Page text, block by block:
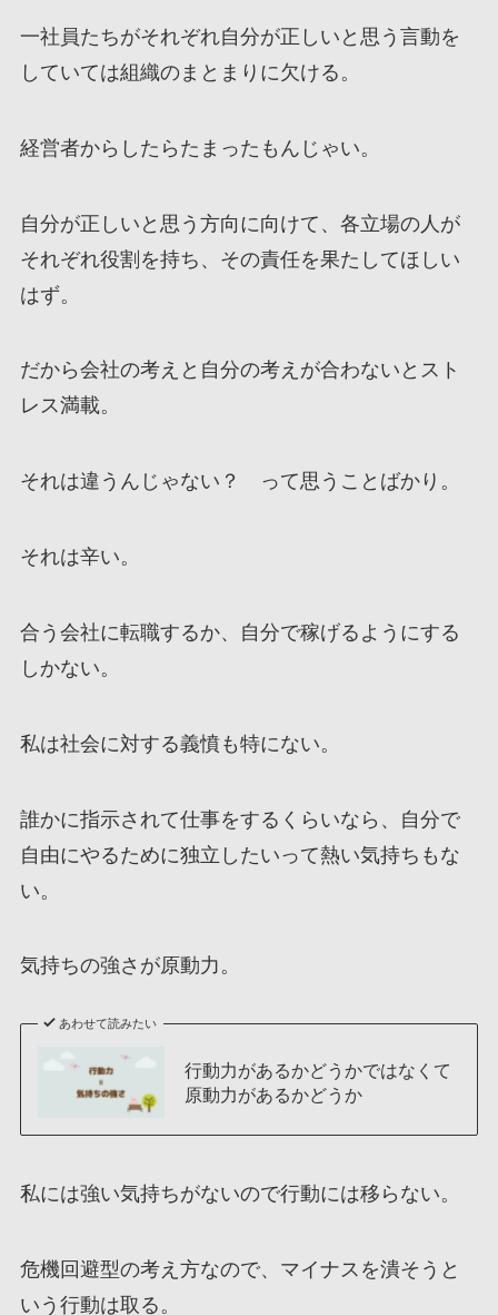
一社員たちがそれぞれ自分が正しいと思う言動を
していては組織のまとまりに欠ける。
経営者からしたらたまったもんじゃい。
自分が正しいと思う方向に向けて、各立場の人が
それぞれ役割を持ち、その責任を果たしてほしい
はず。
だから会社の考えと自分の考えが合わないとスト
レス満載。
それは違うんじゃない？ って思うことばかり。
それは辛い。
合う会社に転職するか、自分で稼げるようにする
しかない。
私は社会に対する義憤も特にない。
誰かに指示されて仕事をするくらいなら、自分で
自由にやるために独立したいって熱い気持ちもな
い。
気持ちの強さが原動力。
あわせて読みたい
行動力があるかどうかではなくて
原動力があるかどうか
私には強い気持ちがないので行動には移らない。
危機回避型の考え方なので、マイナスを潰そうと
いう行動は取る。